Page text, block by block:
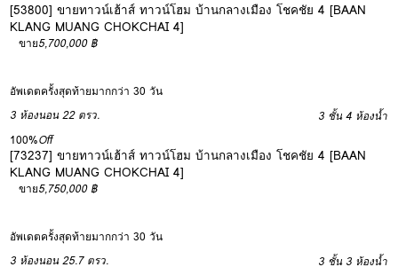
[53800] ขายทาวน์เฮ้าส์ ทาวน์โฮม บ้านกลางเมือง โชคชัย 4 [BAAN
KLANG MUANG CHOKCHAI 4]
ขาย5,700,000 ฿
อัพเดตครั้งสุดท้ายมากกว่า 30 วัน
3 ห้องนอน 22 ตรว. 3 ชั้น 4 ห้องน้ำ
100%Off
[73237] ขายทาวน์เฮ้าส์ ทาวน์โฮม บ้านกลางเมือง โชคชัย 4 [BAAN
KLANG MUANG CHOKCHAI 4]
ขาย5,750,000 ฿
อัพเดตครั้งสุดท้ายมากกว่า 30 วัน
3 ห้องนอน 25.7 ตรว. 3 ชั้น 3 ห้องน้ำ